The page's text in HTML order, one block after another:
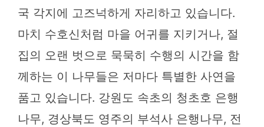
국 각지에 고즈넉하게 자리하고 있습니다.
마치 수호신처럼 마을 어귀를 지키거나, 절
집의 오랜 벗으로 묵묵히 수행의 시간을 함
께하는 이 나무들은 저마다 특별한 사연을
품고 있습니다. 강원도 속초의 청초호 은행
나무, 경상북도 영주의 부석사 은행나무, 전